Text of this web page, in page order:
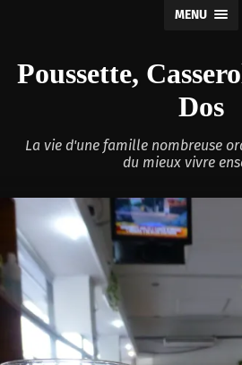
MENU
Poussette,
Dos
La vie d'une famille nombreuse
du mieux vivre